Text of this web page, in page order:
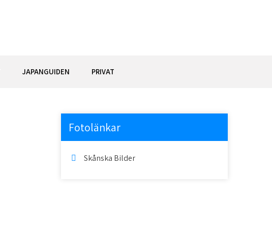
JAPANGUIDEN PRIVAT
Fotolänkar
Skånska Bilder